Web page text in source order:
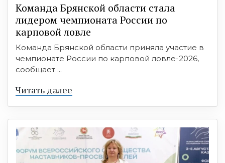
Команда Брянской области стала
лидером чемпионата России по
карповой ловле
Команда Брянской области приняла участие в
чемпионате России по карповой ловле-2026,
сообщает ...
Читать далее